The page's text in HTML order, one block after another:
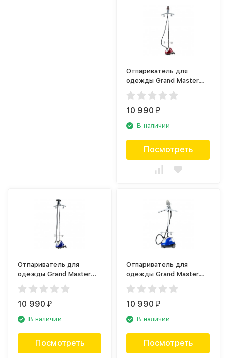
Отпариватель для
одежды Grand Master
GM-Q7 Multi/T красный
10 990₽
В наличии
Посмотреть
Отпариватель для
одежды Grand Master
GM-Q7 Multi/R синий
10 990₽
В наличии
Посмотреть
Отпариватель для
одежды Grand Master
GM-Q7 Multi/T синий
10 990₽
В наличии
Посмотреть